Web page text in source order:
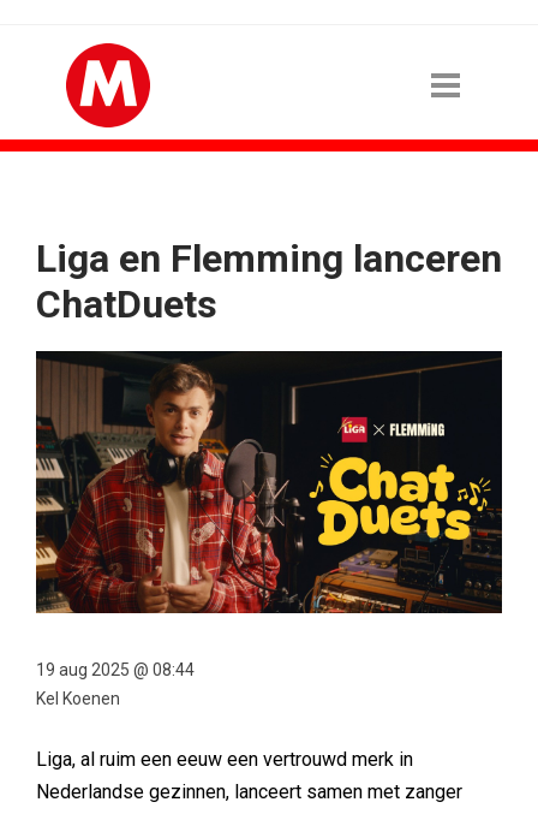
Liga en Flemming lanceren
ChatDuets
19 aug 2025 @ 08:44
Kel Koenen
Liga, al ruim een eeuw een vertrouwd merk in
Nederlandse gezinnen, lanceert samen met zanger